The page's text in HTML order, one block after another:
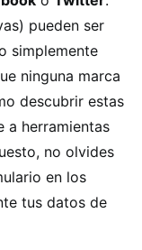
pueden ser
simplemente
ninguna marca
descubrir estas
a herramientas
no olvides
en los
tus datos de